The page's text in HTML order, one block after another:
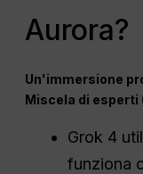
Aurora?
Un'immersione
Miscela di esperti
Grok 4
funziona